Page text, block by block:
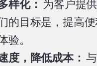
样化： 为客户提供
的目标是，提高便
验。
度，降低成本：